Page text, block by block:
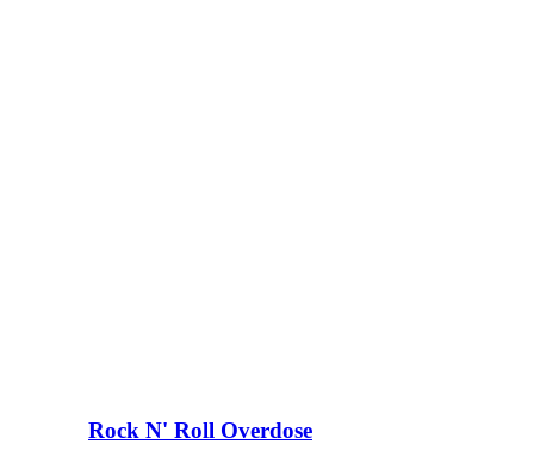
Rock N' Roll Overdose